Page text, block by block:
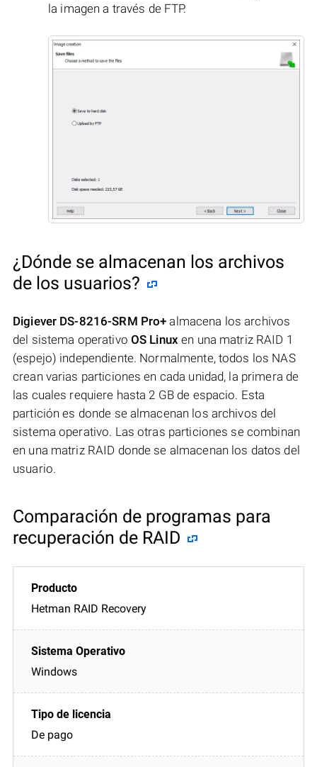
la imagen a través de FTP.
¿Dónde se almacenan los archivos
de los usuarios?
Digiever DS-8216-SRM Pro+ almacena los archivos
del sistema operativo OS Linux en una matriz RAID 1
(espejo) independiente. Normalmente, todos los NAS
crean varias particiones en cada unidad, la primera de
las cuales requiere hasta 2 GB de espacio. Esta
partición es donde se almacenan los archivos del
sistema operativo. Las otras particiones se combinan
en una matriz RAID donde se almacenan los datos del
usuario.
Comparación de programas para
recuperación de RAID
Hetman RAID Recovery
Windows
De pago